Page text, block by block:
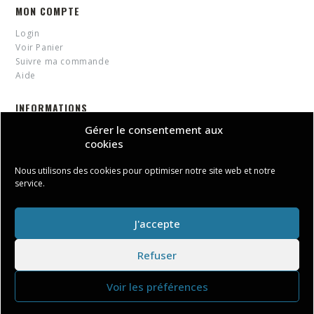
Gérer le consentement aux
cookies
Nous utilisons des cookies pour optimiser notre site web et notre
service.
J'accepte
Refuser
Voir les préférences
MON COMPTE
Login
Voir Panier
Suivre ma commande
Aide
INFORMATIONS
Conditions générales de vente